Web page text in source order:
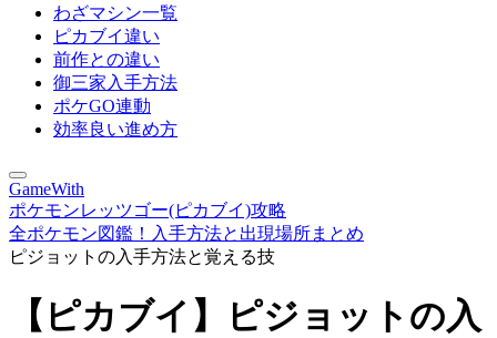
わざマシン一覧
ピカブイ違い
前作との違い
御三家入手方法
ポケGO連動
効率良い進め方
GameWith
ポケモンレッツゴー(ピカブイ)攻略
全ポケモン図鑑！入手方法と出現場所まとめ
ピジョットの入手方法と覚える技
【ピカブイ】ピジョットの入